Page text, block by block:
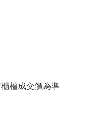
檯成交價為準